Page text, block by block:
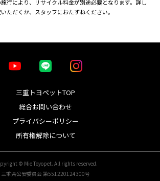
行により、リサイクル料金が別途必要となります。詳し
ただくか、スタッフにおたずねください。
三重トヨペットTOP
総合お問い合わせ
プライバシーポリシー
所有権解除について
© Mie Toyopet. All rights reserved.
三重県公安委員会 第551220124300号